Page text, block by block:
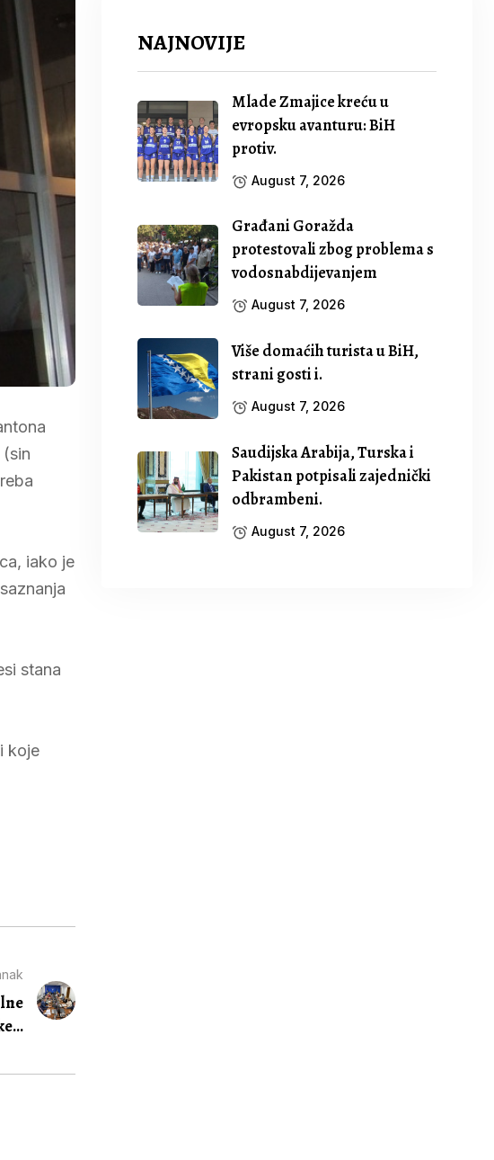
iako je
stana
koje
NAJNOVIJE
Mlade Zmajice kreću u
evropsku avanturu: BiH
protiv.
August 7, 2026
Građani Goražda
protestovali zbog problema s
vodosnabdijevanjem
August 7, 2026
Više domaćih turista u BiH,
strani gosti i.
August 7, 2026
Saudijska Arabija, Turska i
Pakistan potpisali zajednički
odbrambeni.
August 7, 2026